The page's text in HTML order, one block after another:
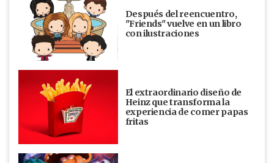
Después del reencuentro,
"Friends" vuelve en un libro
con ilustraciones
El extraordinario diseño de
Heinz que transforma la
experiencia de comer papas
fritas